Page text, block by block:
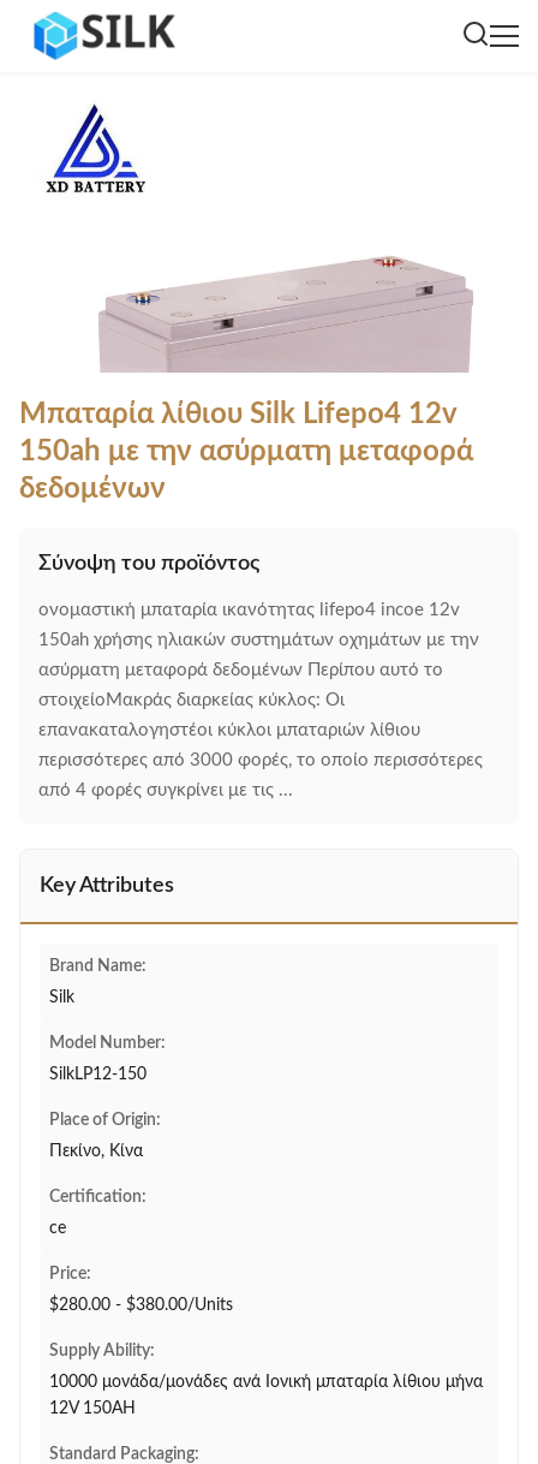
Μπαταρία λίθιου Silk Lifepo4 12v
150ah με την ασύρματη μεταφορά
δεδομένων
Σύνοψη του προϊόντος
ονομαστική μπαταρία ικανότητας lifepo4 incoe 12v
150ah χρήσης ηλιακών συστημάτων οχημάτων με την
ασύρματη μεταφορά δεδομένων Περίπου αυτό το
στοιχείοΜακράς διαρκείας κύκλος: Οι
επανακαταλογηστέοι κύκλοι μπαταριών λίθιου
περισσότερες από 3000 φορές, το οποίο περισσότερες
από 4 φορές συγκρίνει με τις ...
Key Attributes
Brand Name:
Silk
Model Number:
SilkLP12-150
Place of Origin:
Πεκίνο, Κίνα
Certification:
ce
Price:
$280.00 - $380.00/Units
Supply Ability:
10000 μονάδα/μονάδες ανά Ιονική μπαταρία λίθιου μήνα
12V 150AH
Standard Packaging: